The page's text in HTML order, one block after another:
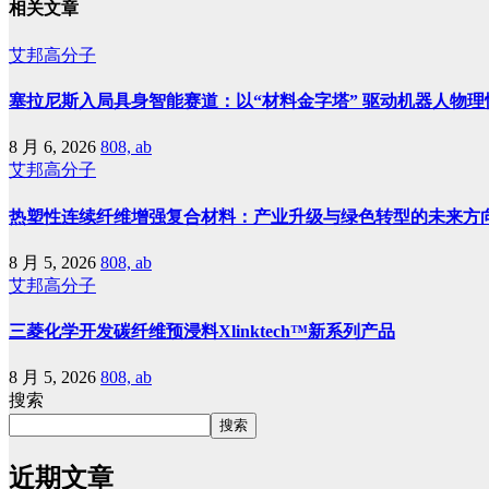
相关文章
艾邦高分子
塞拉尼斯入局具身智能赛道：以“材料金字塔” 驱动机器人物
8 月 6, 2026 808, ab
艾邦高分子
热塑性连续纤维增强复合材料：产业升级与绿色转型的未来方
8 月 5, 2026 808, ab
艾邦高分子
三菱化学开发碳纤维预浸料Xlinktech™新系列产品
8 月 5, 2026 808, ab
搜索
搜索
近期文章